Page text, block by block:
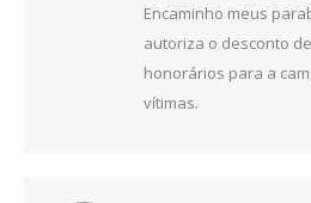
Encaminho meus
autoriza o desconto
honorários para a
vítimas.